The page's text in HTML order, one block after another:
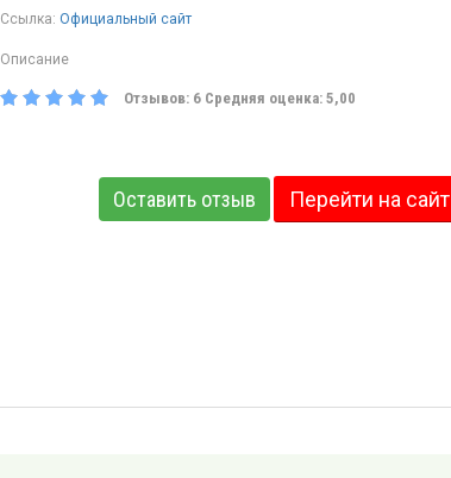
Ссылка: Официальный сайт
Описание
Отзывов: 6 Средняя оценка: 5,00
Оставить отзыв Перейти на сайт